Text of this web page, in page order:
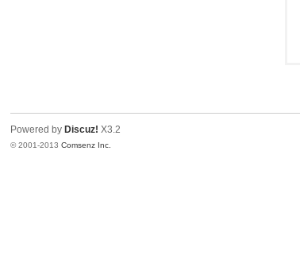
Powered by Discuz! X3.2
© 2001-2013Comsenz Inc.